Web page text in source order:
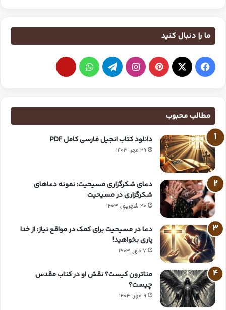
ما را دنبال کنید
مطالب محبوب
دانلود کتاب انجیل فارسی کامل PDF
29 مهر, 1403
دعای شکرگزاری مسیحیت: نمونه دعاهای
شکرگزاری در مسیحیت
20 شهریور, 1403
دعا در مسیحیت برای کمک در مواقع نیاز: از خدا
یاری بخواهید!
7 مهر, 1403
متاترون کیست؟ نقش او در کتاب مقدس
چیست؟
9 مهر, 1403